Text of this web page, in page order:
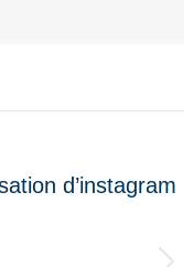
d’instagram